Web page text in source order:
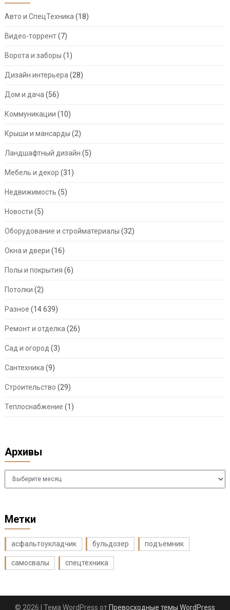
Авто и СпецТехника (18)
Видео-торрент(7)
Ворота и заборы (1)
Дизайн интерьера (28)
Дом и дача (56)
Коммуникации (10)
Крыши и мансарды (2)
Ландшафтный дизайн (5)
Мебель и декор (31)
Недвижимость (5)
Новости (5)
Оборудование и стройматериалы (32)
Окна и двери (16)
Полы и покрытия (6)
Потолки (2)
Разное (14 639)
Ремонт и отделка (26)
Сад и огород (3)
Сантехника (9)
Строительство (29)
Теплоснабжение (1)
Архивы
Архивы
Метки
асфальтоукладчик бульдозер подъемник
самосвалы спецтехника
© 2026 | Тема WordPress от Превосходные темы WordPress